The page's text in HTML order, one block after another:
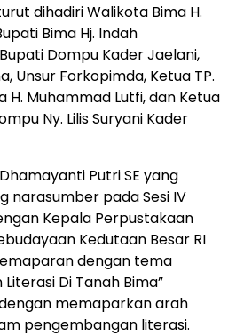
dihadiri Walikota Bima H.
Bima Hj. Indah
Dompu Kader Jaelani,
Unsur Forkopimda, Ketua TP.
H. Muhammad Lutfi, dan Ketua
Ny. Lilis Suryani Kader
Putri SE yang
narasumber pada Sesi IV
Kepala Perpustakaan
Kedutaan Besar RI
dengan tema
Di Tanah Bima”
memaparkan arah
pengembangan literasi.